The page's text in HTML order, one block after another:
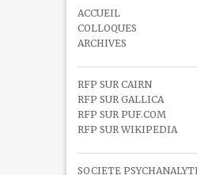
ACCUEIL
COLLOQUES
ARCHIVES
RFP SUR CAIRN
RFP SUR GALLICA
RFP SUR PUF.COM
RFP SUR WIKIPEDIA
SOCIETE